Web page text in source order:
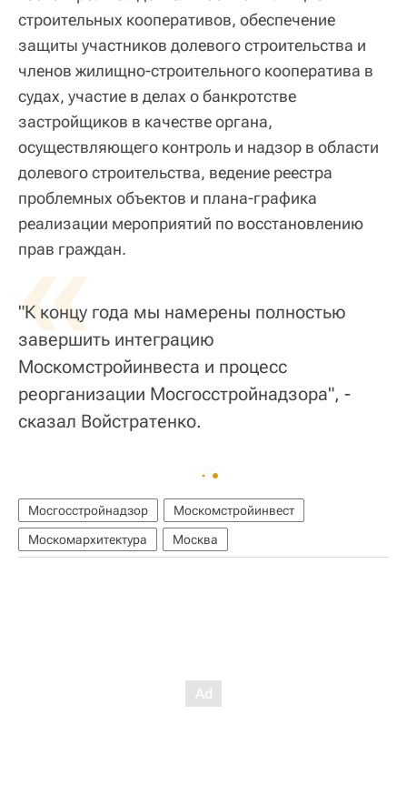
строительных кооперативов, обеспечение
защиты участников долевого строительства и
членов жилищно-строительного кооператива в
судах, участие в делах о банкротстве
застройщиков в качестве органа,
осуществляющего контроль и надзор в области
долевого строительства, ведение реестра
проблемных объектов и плана-графика
реализации мероприятий по восстановлению
прав граждан.
«
"К концу года мы намерены полностью
завершить интеграцию
Москомстройинвеста и процесс
реорганизации Мосгосстройнадзора", -
сказал Войстратенко.
Мосгосстройнадзор
Москомстройинвест
Москомархитектура
Москва